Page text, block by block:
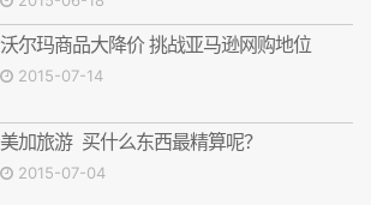
沃尔玛商品大降价 挑战亚马逊网购地位
2015-07-14
美加旅游 买什么东西最精算呢？
2015-07-04